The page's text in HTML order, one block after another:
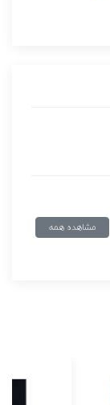
مشاهده همه